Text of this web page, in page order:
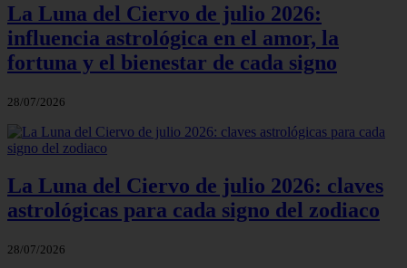
La Luna del Ciervo de julio 2026:
influencia astrológica en el amor, la
fortuna y el bienestar de cada signo
28/07/2026
La Luna del Ciervo de julio 2026: claves
astrológicas para cada signo del zodiaco
28/07/2026